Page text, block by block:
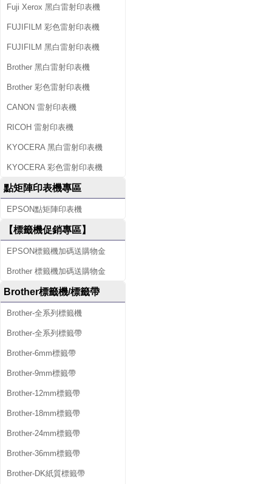
Fuji Xerox 黑白雷射印表機
FUJIFILM 彩色雷射印表機
FUJIFILM 黑白雷射印表機
Brother 黑白雷射印表機
Brother 彩色雷射印表機
CANON 雷射印表機
RICOH 雷射印表機
KYOCERA 黑白雷射印表機
KYOCERA 彩色雷射印表機
點矩陣印表機專區
EPSON點矩陣印表機
【標籤機促銷專區】
EPSON標籤機加碼送購物金
Brother 標籤機加碼送購物金
Brother標籤機/標籤帶
Brother-全系列標籤機
Brother-全系列標籤帶
Brother-6mm標籤帶
Brother-9mm標籤帶
Brother-12mm標籤帶
Brother-18mm標籤帶
Brother-24mm標籤帶
Brother-36mm標籤帶
Brother-DK紙質標籤帶